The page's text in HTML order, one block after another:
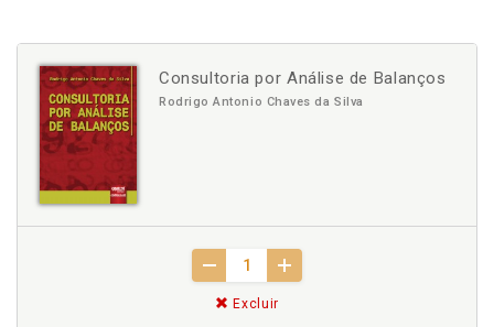
Consultoria por Análise de Balanços
Rodrigo Antonio Chaves da Silva
Excluir